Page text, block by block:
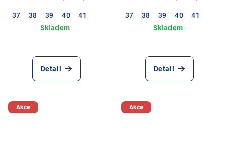
37 38 39 40 41
Detail
37 38 39 40 41
Detail
Akce Akce